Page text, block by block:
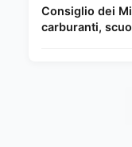
Consiglio dei
carburanti,